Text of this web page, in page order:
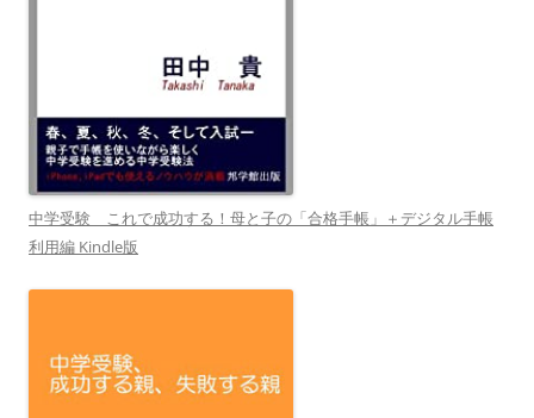
中学受験 これで成功する！母と子の「合格手帳」＋デジタル手帳
利用編 Kindle版